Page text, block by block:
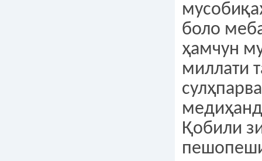
боло
ҳамчун
миллати
Қобили